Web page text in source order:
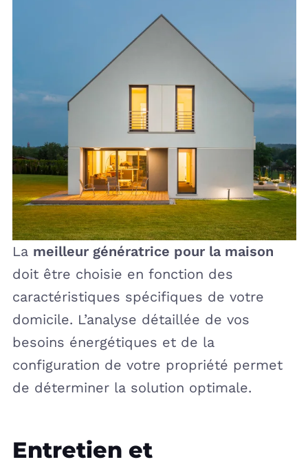
La meilleur génératrice pour la maison
doit être choisie en fonction des
caractéristiques spécifiques de votre
domicile. L’analyse détaillée de vos
besoins énergétiques et de la
configuration de votre propriété permet
de déterminer la solution optimale.
Entretien et